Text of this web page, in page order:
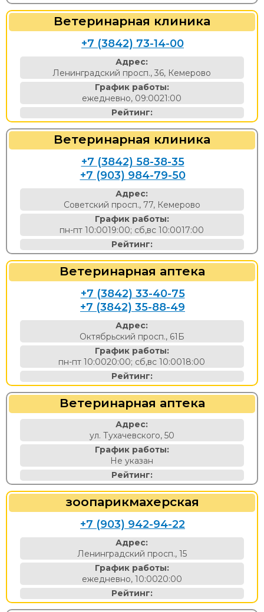
Ветеринарная клиника
+7 (3842) 73-14-00
Адрес:
Ленинградский просп., 36, Кемерово
График работы:
ежедневно, 09:0021:00
Рейтинг:
Ветеринарная клиника
+7 (3842) 58-38-35
+7 (903) 984-79-50
Адрес:
Советский просп., 77, Кемерово
График работы:
пн-пт 10:0019:00; сб,вс 10:0017:00
Рейтинг:
Ветеринарная аптека
+7 (3842) 33-40-75
+7 (3842) 35-88-49
Адрес:
Октябрьский просп., 61Б
График работы:
пн-пт 10:0020:00; сб,вс 10:0018:00
Рейтинг:
Ветеринарная аптека
Адрес:
ул. Тухачевского, 50
График работы:
Не указан
Рейтинг:
зоопарикмахерская
+7 (903) 942-94-22
Адрес:
Ленинградский просп., 15
График работы:
ежедневно, 10:0020:00
Рейтинг: